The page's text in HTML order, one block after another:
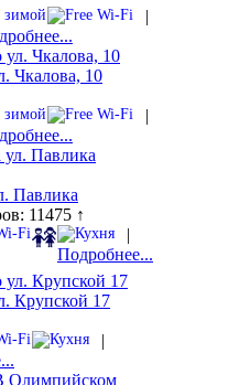
|
Чкалова, 10
|
Павлика
11475 ↑
|
Подробнее...
Крупской 17
|